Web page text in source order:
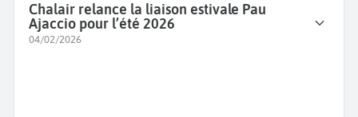
Chalair relance la liaison estivale Pau
Ajaccio pour l’été 2026
04/02/2026